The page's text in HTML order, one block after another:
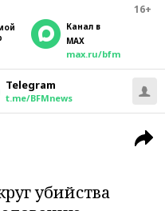
16+
Канал в
MAX
max.ru/bfm
Telegram
t.me/BFMnews
убийства